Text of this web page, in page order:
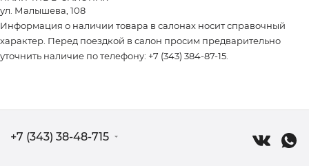
ул. Малышева, 108
Информация о наличии товара в салонах носит справочный
характер. Перед поездкой в салон просим предварительно
уточнить наличие по телефону: +7 (343) 384-87-15.
+7 (343) 38-48-715